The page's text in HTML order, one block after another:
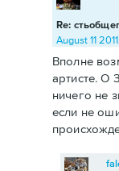
Re:
August 11
Вполне
артисте. О
ничего не
если не